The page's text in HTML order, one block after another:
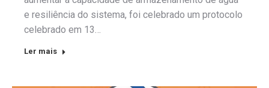
e resiliência do sistema, foi celebrado um protocolo
celebrado em 13…
Ler mais